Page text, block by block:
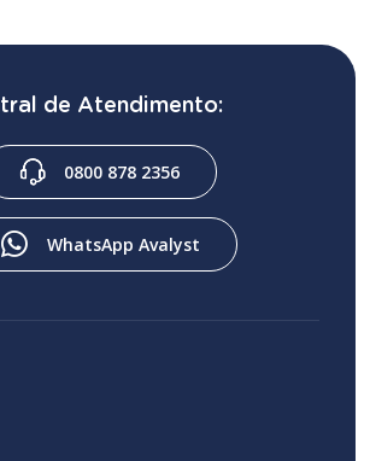
de Atendimento:
0800 878 2356
WhatsApp Avalyst